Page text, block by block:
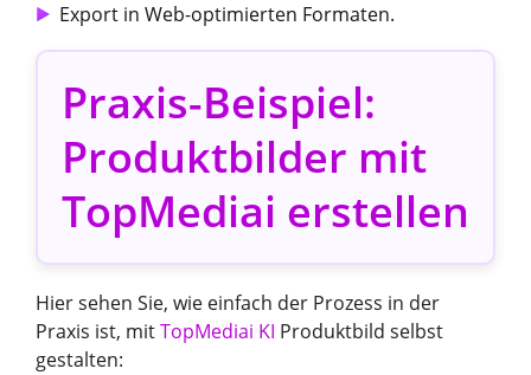
Export in Web-optimierten Formaten.
Praxis-Beispiel:
Produktbilder mit
TopMediai erstellen
Hier sehen Sie, wie einfach der Prozess in der
Praxis ist, mitTopMediai KI Produktbild selbst
gestalten: